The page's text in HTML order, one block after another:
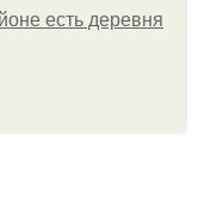
есть деревня